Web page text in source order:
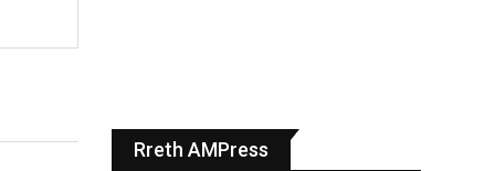
Rreth AMPress